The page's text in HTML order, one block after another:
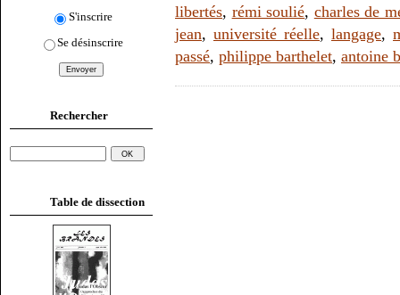
S'inscrire
Se désinscrire
Rechercher
Table de dissection
libertés, rémi soulié, charles de
jean, université réelle, langage,
passé, philippe barthelet, antoine